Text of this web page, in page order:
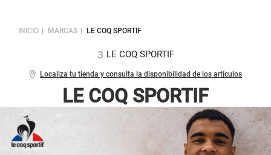
INICIO MARCAS LE COQ SPORTIF
Localiza tu tienda y consulta la disponibilidad de los artículos
3 LE COQ SPORTIF
LE COQ SPORTIF